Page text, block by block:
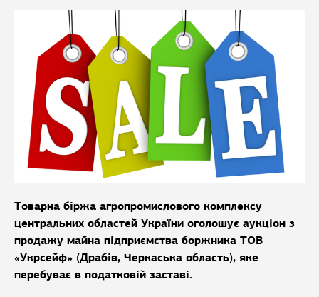
Товарна біржа агропромислового комплексу
центральних областей України оголошує аукціон з
продажу майна підприємства боржника ТОВ
«Укрсейф» (Драбів, Черкаська область), яке
перебуває в податковій заставі.